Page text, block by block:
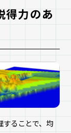
得力のあ
することで、均